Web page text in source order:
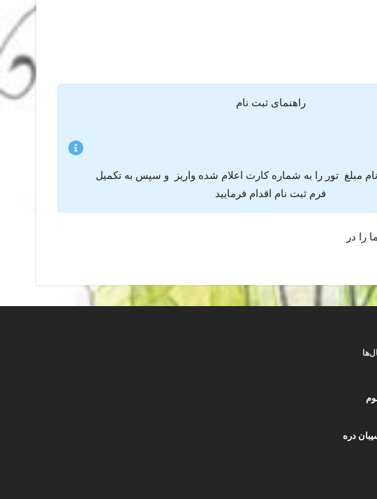
راهنمای ثبت نام
مبلغ تور را به شماره کارت اعلام شده واریز و سپس به تکمیل
فرم ثبت نام اقدام فرمایید
را در
دره